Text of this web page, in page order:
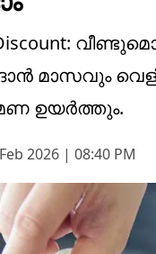
Discount:
മാസവും
ഉയര്‍ത്തും.
2026 | 08:40 PM